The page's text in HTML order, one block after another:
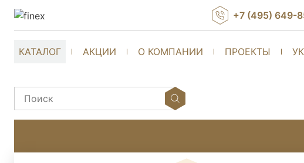
КАТАЛОГ АКЦИИ О КОМПАНИИ ПРОЕКТЫ
+7 (495) 649-